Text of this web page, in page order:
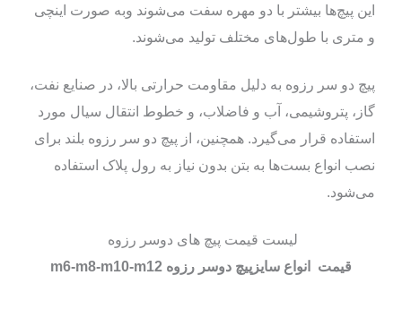
این پیچ‌ها بیشتر با دو مهره سفت می‌شوند وبه صورت اینچی
و متری با طول‌های مختلف تولید می‌شوند.
پیچ دو سر رزوه به دلیل مقاومت حرارتی بالا، در صنایع نفت،
گاز، پتروشیمی، آب و فاضلاب، و خطوط انتقال سیال مورد
استفاده قرار می‌گیرد. همچنین، از پیچ دو سر رزوه بلند برای
نصب انواع بست‌ها به بتن بدون نیاز به رول پلاک استفاده
می‌شود.
لیست قیمت پیچ های دوسر رزوه
قیمت انواع سایزپیچ دوسر رزوه m6-m8-m10-m12